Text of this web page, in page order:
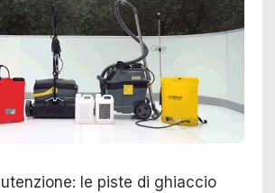
le piste di ghiaccio